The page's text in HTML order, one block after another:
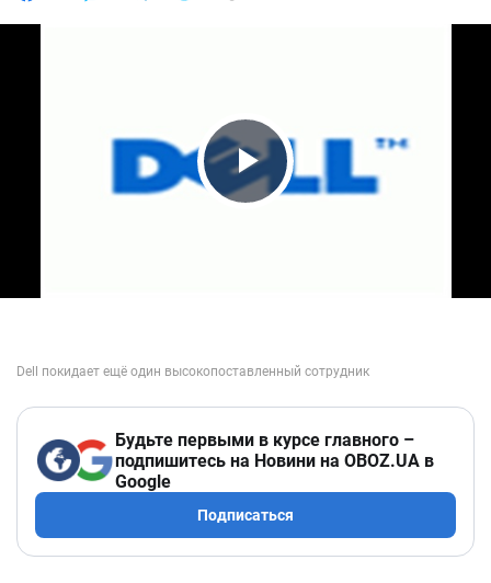
Play Video
Будьте первыми в курсе главного –
подпишитесь на Новини на OBOZ.UA в
Google
Подписаться